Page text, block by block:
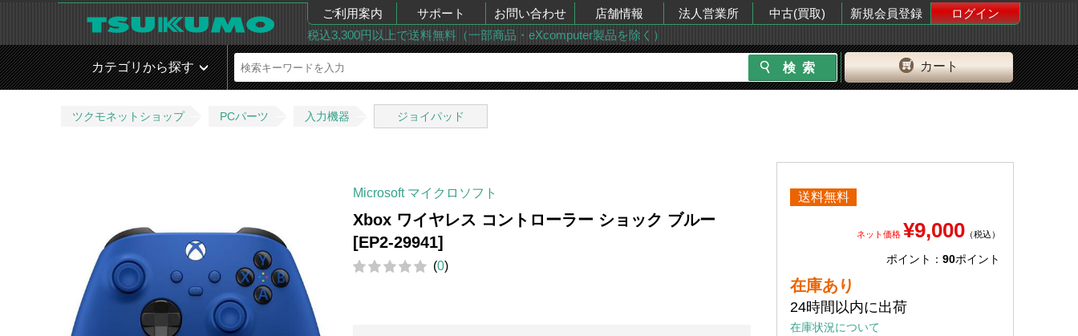
ご利用案内 サポート お問い合わせ 店舗情報 法人営業所 中古(買取) 新規会員登録
ログイン
税込3,300円以上で送料無料（一部商品・eXcomputer製品を除く）
カート
カテゴリから探す
ツクモネットショップ PCパーツ 入力機器 ジョイパッド
Microsoft マイクロソフト
Xbox ワイヤレス コントローラー ショック ブルー
[EP2-29941]
(0)
送料無料
ネット価格 ¥9,000 （税込）
ポイント： 90ポイント
在庫あり
24時間以内に出荷
在庫状況について